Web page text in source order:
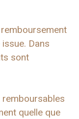
Dans
sont
remboursables
quelle que